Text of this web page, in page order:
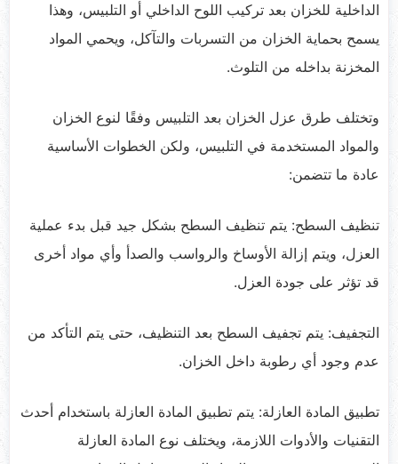
الداخلية للخزان بعد تركيب اللوح الداخلي أو التلبيس، وهذا
يسمح بحماية الخزان من التسربات والتآكل، ويحمي المواد
المخزنة بداخله من التلوث.
وتختلف طرق عزل الخزان بعد التلبيس وفقًا لنوع الخزان
والمواد المستخدمة في التلبيس، ولكن الخطوات الأساسية
عادة ما تتضمن:
تنظيف السطح: يتم تنظيف السطح بشكل جيد قبل بدء عملية
العزل، ويتم إزالة الأوساخ والرواسب والصدأ وأي مواد أخرى
قد تؤثر على جودة العزل.
التجفيف: يتم تجفيف السطح بعد التنظيف، حتى يتم التأكد من
عدم وجود أي رطوبة داخل الخزان.
تطبيق المادة العازلة: يتم تطبيق المادة العازلة باستخدام أحدث
التقنيات والأدوات اللازمة، ويختلف نوع المادة العازلة